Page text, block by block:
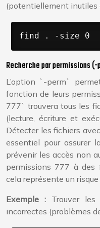
(potentiellement inutiles
find . -size 0
Recherche par permissions (-
L’option `-perm`
fonction de leurs
777` trouvera tous les
(lecture, écriture et
Détecter les fichiers
essentiel pour assurer
prévenir les accès non
permissions 777 à des
cela représente un risque
Exemple : Trouver
incorrectes (problèmes